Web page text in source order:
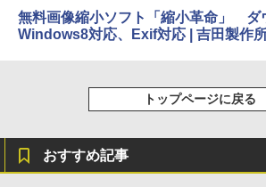
無料画像縮小ソフト「縮小革命」 ダ
Windows8対応、Exif対応 | 吉田製作
トップページに戻る
おすすめ記事